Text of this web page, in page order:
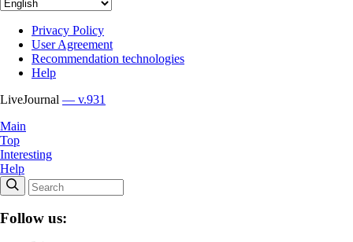
Privacy Policy
User Agreement
Recommendation technologies
Help
LiveJournal — v.931
Main
Top
Interesting
Help
Follow us: